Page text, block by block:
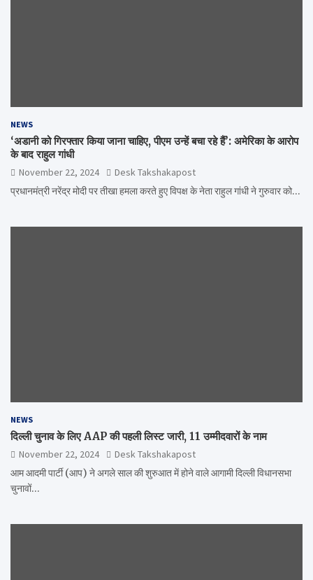
NEWS
‘अडानी को गिरफ्तार किया जाना चाहिए, पीएम उन्हें बचा रहे हैं’: अमेरिका के आरोप
के बाद राहुल गांधी
November 22, 2024
Desk Takshakapost
प्रधानमंत्री नरेंद्र मोदी पर तीखा हमला करते हुए विपक्ष के नेता राहुल गांधी ने गुरुवार को…
NEWS
दिल्ली चुनाव के लिए AAP की पहली लिस्ट जारी, 11 उम्मीदवारों के नाम
November 22, 2024
Desk Takshakapost
आम आदमी पार्टी (आप) ने अगले साल की शुरुआत में होने वाले आगामी दिल्ली विधानसभा
चुनावों…